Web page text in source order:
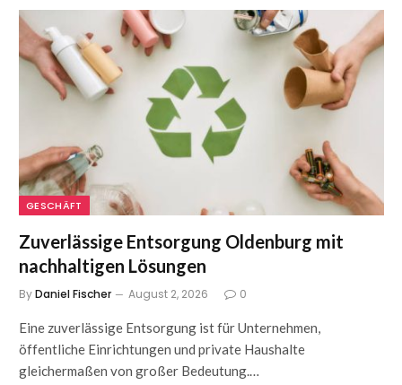
GESCHÄFT
Zuverlässige Entsorgung Oldenburg mit
nachhaltigen Lösungen
ByDaniel Fischer August 2, 2026 0
Eine zuverlässige Entsorgung ist für Unternehmen,
öffentliche Einrichtungen und private Haushalte
gleichermaßen von großer Bedeutung.…